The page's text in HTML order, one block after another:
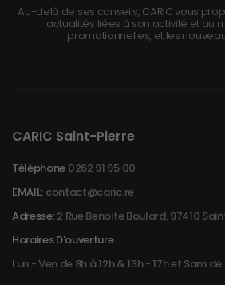
Au-delà de ses conseils, CARIC vous
actualités liées à son activité et au
promotionnelles, et les
CARIC Saint-Pierre
Téléphone 0262 91 95 00
EMAIL: contact@caric.re
Adresse:2 Rue Benoite Boulard, 97410
Horaires D'ouverture
Lun - Ven de 8h à 12h & 13h - 17h et Sam de